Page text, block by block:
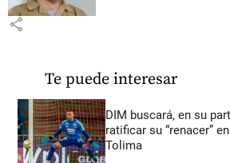
share
Te puede interesar
DIM buscará, en su
ratificar su “renacer”
Tolima